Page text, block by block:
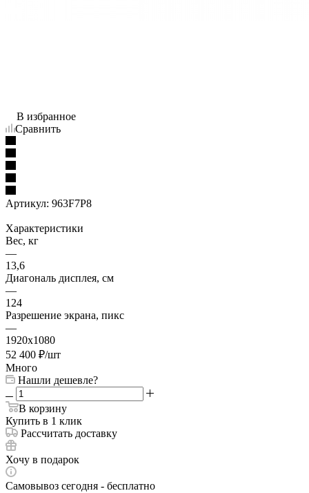
В избранное
Сравнить
Артикул: 963F7P8
Характеристики
Вес, кг
—
13,6
Диагональ дисплея, см
—
124
Разрешение экрана, пикс
—
1920х1080
52 400 ₽/шт
Много
Нашли дешевле?
В корзину
Купить в 1 клик
Рассчитать доставку
Хочу в подарок
Самовывоз сегодня - бесплатно